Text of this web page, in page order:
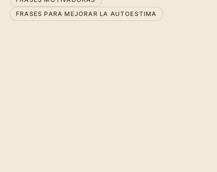
FRASES PARA MEJORAR LA AUTOESTIMA